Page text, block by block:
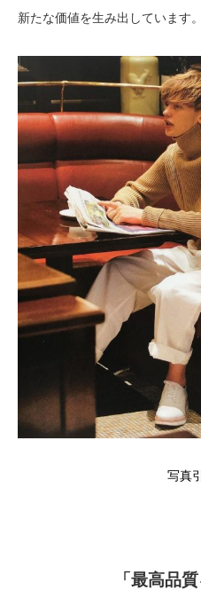
新たな価値を生み出しています。
写真
「最高品